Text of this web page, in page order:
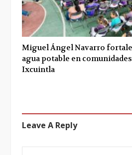
Miguel Ángel Navarro
agua potable en
Ixcuintla
Leave A Reply